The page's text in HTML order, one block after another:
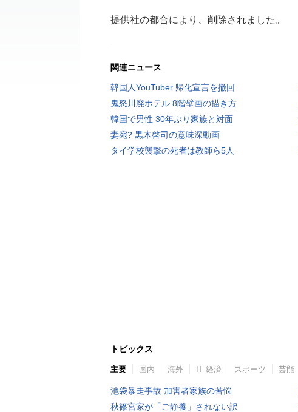
提供社の都合により、削除されました。
関連ニュース
韓国人YouTuber 帰化宣言を撤回
鬼怒川廃ホテル 8階壁画の描き方
韓国で男性 30年ぶり家族と対面
妻宛? 黒木啓司の意味深動画
タイ学校襲撃の死者は教師ら5人
トピックス
主要 国内 海外 IT 経済 スポーツ 芸能
池袋暴走事故 加害者家族の苦悩
秋篠宮家が「ご静養」されない訳